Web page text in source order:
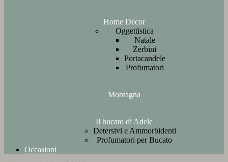
Home Decor
Oggettistica
Natale
Zerbini
Portacandele
Profumatori
Montagna
Il bucato di Adele
Detersivi e Ammorbidenti
Profumatori per Bucato
Occasioni